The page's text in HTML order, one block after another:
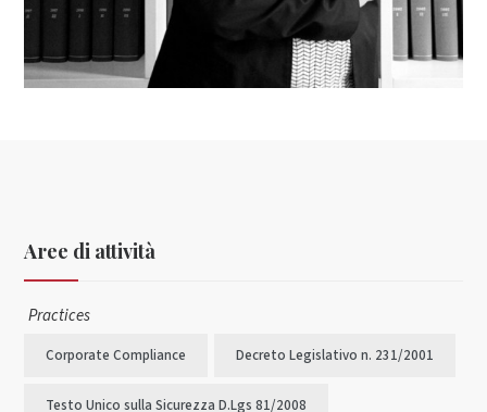
Aree di attività
Practices
Corporate Compliance Decreto Legislativo n. 231/2001
Testo Unico sulla Sicurezza D.Lgs 81/2008